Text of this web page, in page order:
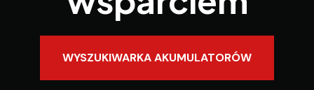
WYSZUKIWARKA AKUMULATORÓW